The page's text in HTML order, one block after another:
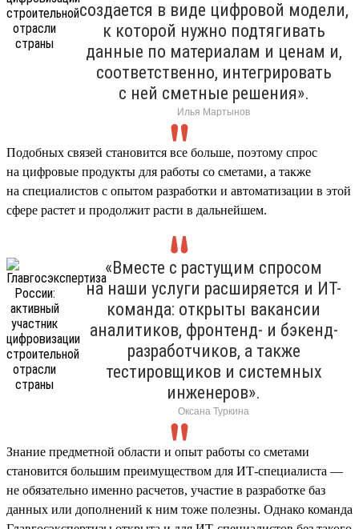
создается в виде цифровой модели,
к которой нужно подтягивать
данные по материалам и ценам и,
соответственно, интегрировать
с ней сметные решения».
Илья Мартынов
Подобных связей становится все больше, поэтому спрос
на цифровые продукты для работы со сметами, а также
на специалистов с опытом разработки и автоматизации в этой
сфере растет и продолжит расти в дальнейшем.
«Вместе с растущим спросом
на наши услуги расширяется и ИТ-
команда: открыты вакансии
аналитиков, фронтенд- и бэкенд-
разработчиков, а также
тестировщиков и системных
инженеров».
Оксана Туркина
Знание предметной области и опыт работы со сметами
становится большим преимуществом для ИТ-специалиста —
не обязательно именно расчетов, участие в разработке баз
данных или дополнений к ним тоже полезны. Однако команда